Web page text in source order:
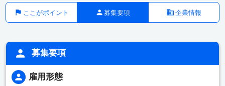
ここがポイント 募集要項 企業情報
募集要項
雇用形態